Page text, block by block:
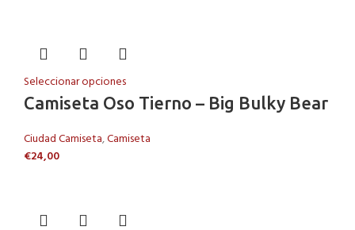
Seleccionar opciones
Camiseta Oso Tierno – Big Bulky Bear
Ciudad Camiseta,Camiseta
€24,00